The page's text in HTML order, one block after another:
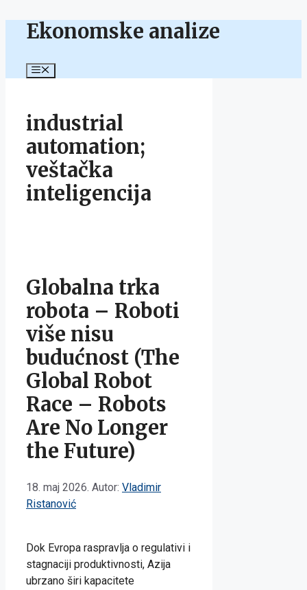
Ekonomske analize
Menu
industrial
automation;
veštačka
inteligencija
Globalna trka
robota – Roboti
više nisu
budućnost (The
Global Robot
Race – Robots
Are No Longer
the Future)
18. maj 2026. Autor: Vladimir
Ristanović
Dok Evropa raspravlja o regulativi i
stagnaciji produktivnosti, Azija
ubrzano širi kapacitete